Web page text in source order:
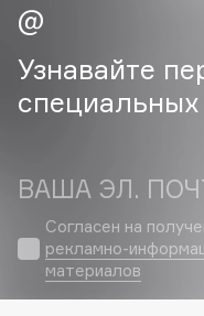
Cadence
Capelli Dorati
Carbon Theory
Catrice
Celimax
Cettua
Chupa Chups
Узнавайте
ВАША ЭЛ.
Согласен на
рекламно-
материалов